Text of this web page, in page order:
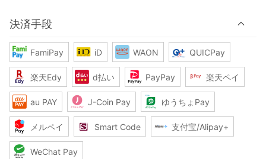
決済手段
FamiPay iD WAON QUICPay
楽天Edy d払い PayPay 楽天ペイ
au PAY J-Coin Pay ゆうちょPay
メルペイ Smart Code 支付宝/Alipay+
WeChat Pay